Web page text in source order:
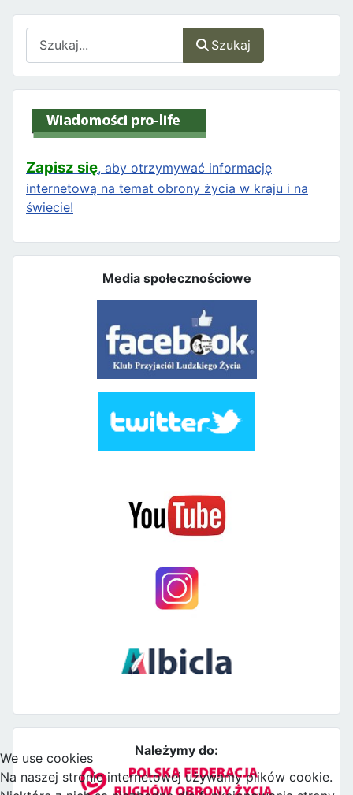
Szukaj
Zapisz się, aby otrzymywać informację
internetową na temat obrony życia w kraju i na
świecie!
Media społecznościowe
Należymy do:
We use cookies
Na naszej stronie internetowej używamy plików cookie.